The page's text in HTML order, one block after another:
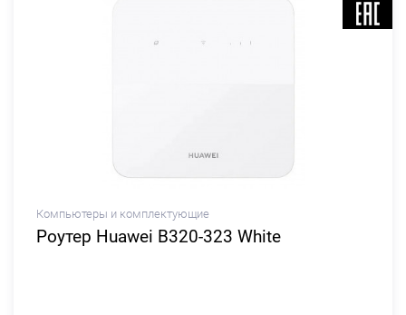
Компьютеры и комплектующие
Роутер Huawei B320-323 White